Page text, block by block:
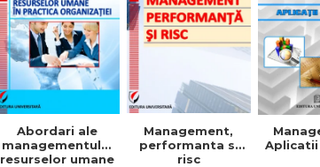
Abordari ale
managementului
resurselor umane
Management,
performanta si
risc